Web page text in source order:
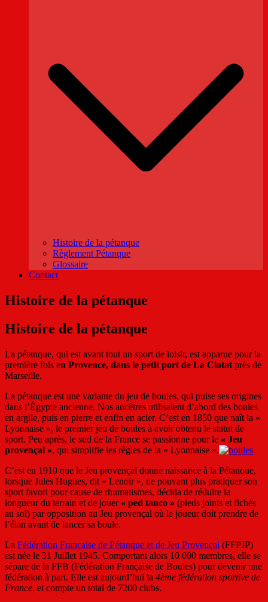
Histoire de la pétanque
Règlement Pétanque
Glossaire
Contact
Histoire de la pétanque
Histoire de la pétanque
La pétanque, qui est avant tout un sport de loisir, est apparue pour la
première fois en Provence, dans le petit port de La Ciotat près de
Marseille.
La pétanque est une variante du jeu de boules, qui puise ses origines
dans l’Égypte ancienne. Nos ancêtres utilisaient d’abord des boules
en argile, puis en pierre et enfin en acier. C’est en 1850 que naît la «
Lyonnaise », le premier jeu de boules à avoir obtenu le statut de
sport. Peu après, le sud de la France se passionne pour le « Jeu
provençal », qui simplifie les règles de la « Lyonnaise ».
C’est en 1910 que le Jeu provençal donne naissance à la Pétanque,
lorsque Jules Hugues, dit « Lenoir », ne pouvant plus pratiquer son
sport favori pour cause de rhumatismes, décida de réduire la
longueur du terrain et de jouer « ped tanco » (pieds joints et fichés
au sol) par opposition au Jeu provençal où le joueur doit prendre de
l’élan avant de lancer sa boule.
La Fédération Française de Pétanque et de Jeu Provençal (FFPJP)
est née le 31 Juillet 1945. Comportant alors 10 000 membres, elle se
sépare de la FFB (Fédération Française de Boules) pour devenir une
fédération à part. Elle est aujourd’hui la 4ème fédération sportive de
France, et compte un total de 7200 clubs.